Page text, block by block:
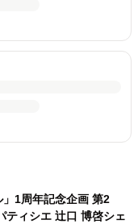
」1周年記念企画 第2
ティシエ 辻口 博啓シェ